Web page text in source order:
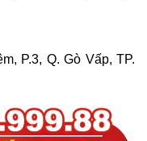
P.3, Q. Gò Vấp, TP.